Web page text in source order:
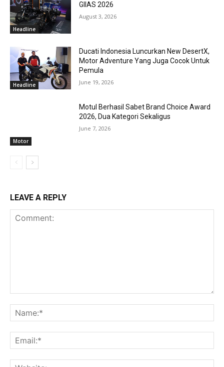
Headline
GIIAS 2026
August 3, 2026
Headline
Ducati Indonesia Luncurkan New DesertX,
Motor Adventure Yang Juga Cocok Untuk
Pemula
June 19, 2026
Motor
Motul Berhasil Sabet Brand Choice Award
2026, Dua Kategori Sekaligus
June 7, 2026
LEAVE A REPLY